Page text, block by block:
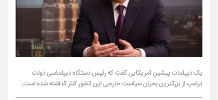
یک دیپلمات پیشین آمریکایی گفت که رئیس دستگاه دیپلماسی دولت
ترامپ از بزرگترین بحران سیاست خارجی این کشور کنار گذاشته شده است.